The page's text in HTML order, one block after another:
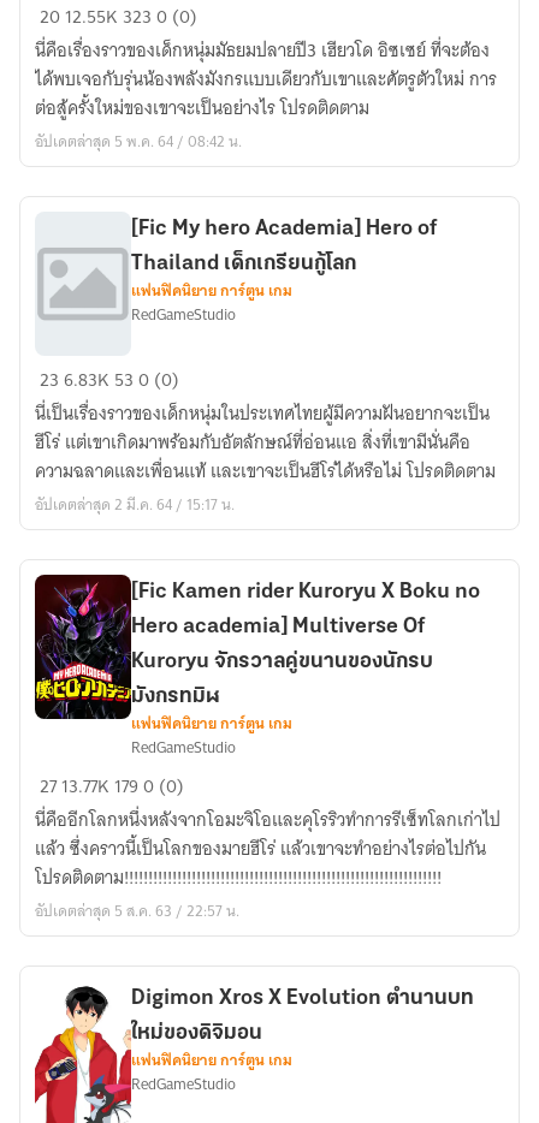
High
school
DxD]
The
Lightning
Darkness
Dragon
ทมิฬ
บ้า
สงคราม
2012.55K 3230 (0)
นี่คือเรื่องราวของเด็กหนุ่มมัธยมปลายปี3 เฮียวโด อิซเซย์ ที่จะต้อง
ได้พบเจอกับรุ่นน้องพลังมังกรแบบเดียวกับเขาและศัตรูตัวใหม่ การ
ต่อสู้ครั้งใหม่ของเขาจะเป็นอย่างไร โปรดติดตาม
อัปเดตล่าสุด 5 พ.ค. 64 / 08:42 น.
[Fic
My
hero
Academia]
Hero
of
เด็ก
เกรียน
กู้
โลก
[Fic My hero Academia] Hero of
Thailand เด็กเกรียนกู้โลก
แฟนฟิคนิยาย การ์ตูน เกม
RedGameStudio
236.83K 530 (0)
นี่เป็นเรื่องราวของเด็กหนุ่มในประเทศไทยผู้มีความฝันอยากจะเป็น
ฮีโร่ แต่เขาเกิดมาพร้อมกับอัตลักษณ์ที่อ่อนแอ สิ่งที่เขามีนั่นคือ
ความฉลาดและเพื่อนแท้ และเขาจะเป็นฮีโร่ได้หรือไม่ โปรดติดตาม
อัปเดตล่าสุด 2 มี.ค. 64 / 15:17 น.
rider
Kuroryu
X
Boku
no
Hero
academia]
Multiverse
Kuroryu
จักรวาล
คู่
[Fic Kamen rider Kuroryu X Boku no
Hero academia] Multiverse Of
Kuroryu จักรวาลคู่ขนานของนักรบ
มังกรทมิฬ
แฟนฟิคนิยาย การ์ตูน เกม
RedGameStudio
2713.77K 1790 (0)
นี่คืออีกโลกหนึ่งหลังจากโอมะจิโอและคุโรริวทำการรีเซ็ทโลกเก่าไป
แล้ว ซึ่งคราวนี้เป็นโลกของมายฮีโร่ แล้วเขาจะทำอย่างไรต่อไปกัน
โปรดติดตาม!!!!!!!!!!!!!!!!!!!!!!!!!!!!!!!!!!!!!!!!!!!!!!!!!!!!!!!!!!!!!!!!!!
อัปเดตล่าสุด 5 ส.ค. 63 / 22:57 น.
Digimon Xros X Evolution ตำนานบท
ใหม่ของดิจิมอน
แฟนฟิคนิยาย การ์ตูน เกม
RedGameStudio